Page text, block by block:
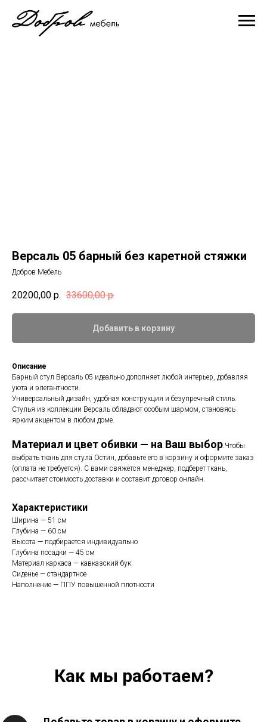
Версаль 05 барный без каретной стяжки
Добров Мебель
20200,00 р. 33600,00 р.
Добавить в корзину
Описание
Барный стул Версаль 05 идеально дополняет любой интерьер, добавляя
уюта и элегантности.
Универсальный дизайн, удобная конструкция и безупречный стиль.
Стулья из коллекции Версаль обладают особым шармом, становясь
ярким акцентом в любом доме.
Материал и цвет обивки — на Ваш выбор.Чтобы
выбрать ткань для стула Остин, добавьте его в корзину и оформите заказ
(оплата не требуется). С вами свяжется менеджер, подберет ткань,
рассчитает стоимость доставки и составит договор онлайн.
Характеристики
Ширина — 51 см
Глубина — 60 см
Высота — подбирается индивидуально
Глубина посадки — 45 см
Материал каркаса — кавказский бук
Сиденье — стандартное
Наполнение — ППУ повышенной плотности
Как мы работаем?